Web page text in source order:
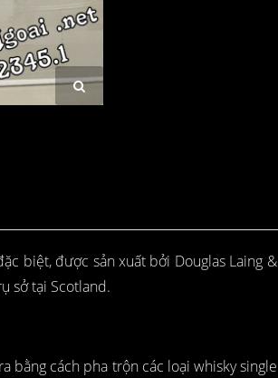
biệt, được sản xuất bởi Douglas Laing &
sở tại Scotland.
bằng cách pha trộn các loại whisky single